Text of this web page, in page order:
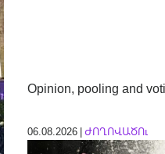
Opinion, pooling and
06.08.2026 |ԺՈՂՈՎԱԾՈւ